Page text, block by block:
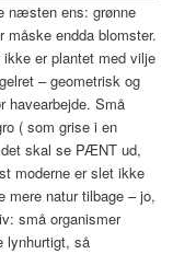
næsten ens: grønne
endda blomster.
er plantet med vilje
– geometrisk og
havearbejde. Små
( som grise i en
skal se PÆNT ud,
moderne er slet ikke
natur tilbage – jo,
små organismer
lynhurtigt, så